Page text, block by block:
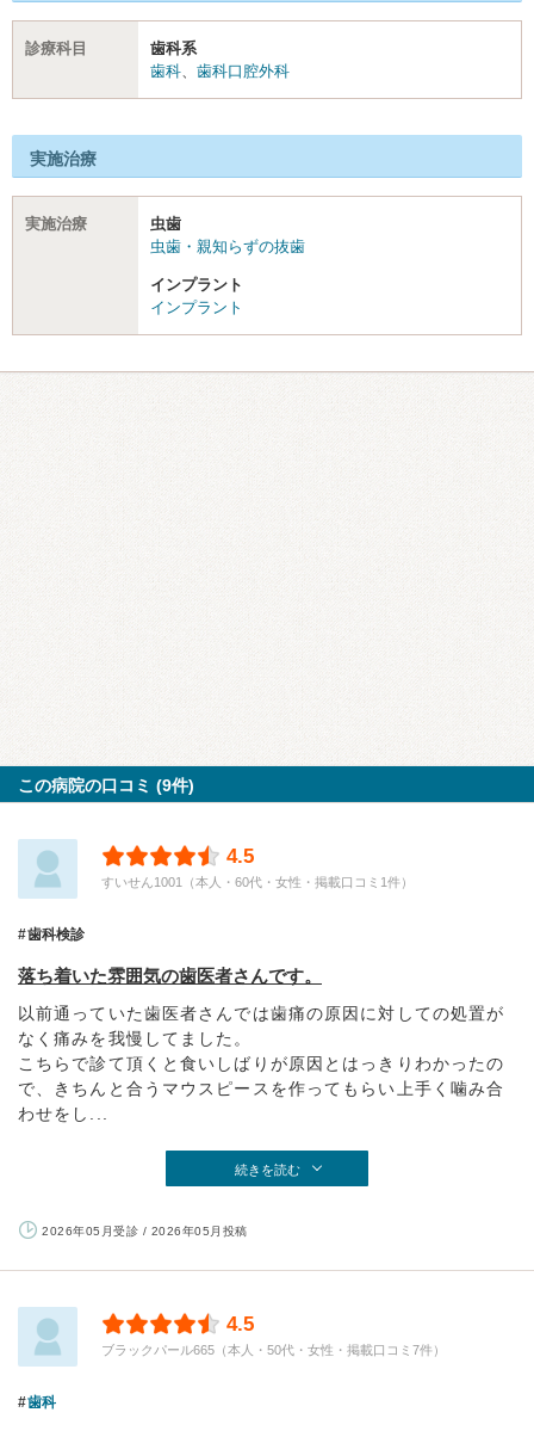
診療科目
歯科系
歯科、 歯科口腔外科
実施治療
実施治療
虫歯
虫歯・親知らずの抜歯
インプラント
インプラント
この病院の口コミ (9件)
4.5
すいせん1001（本人・60代・女性・掲載口コミ1件）
歯科検診
落ち着いた雰囲気の歯医者さんです。
以前通っていた歯医者さんでは歯痛の原因に対しての処置が
なく痛みを我慢してました。
こちらで診て頂くと食いしばりが原因とはっきりわかったの
で、きちんと合うマウスピースを作ってもらい上手く噛み合
わせをし...
続きを読む
2026年05月受診 / 2026年05月投稿
4.5
ブラックパール665（本人・50代・女性・掲載口コミ7件）
歯科